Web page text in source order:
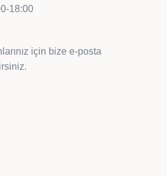
18:00
için bize e-posta